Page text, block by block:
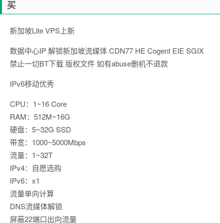
买
新加坡Lite VPS上新
数据中心IP 解锁新加坡流媒体 CDN77 HE Cogent EIE SGIX
禁止一切BT下载 版权文件 如有abuse删机不退款
IPv6移动优秀
CPU：1~16 Core
RAM：512M~16G
硬盘：5~32G SSD
带宽：1000~5000Mbps
流量：1~32T
IPv4：自愿选购
IPv6：x1
流量单向计算
DNS流媒体解锁
屏蔽22端口出向流量